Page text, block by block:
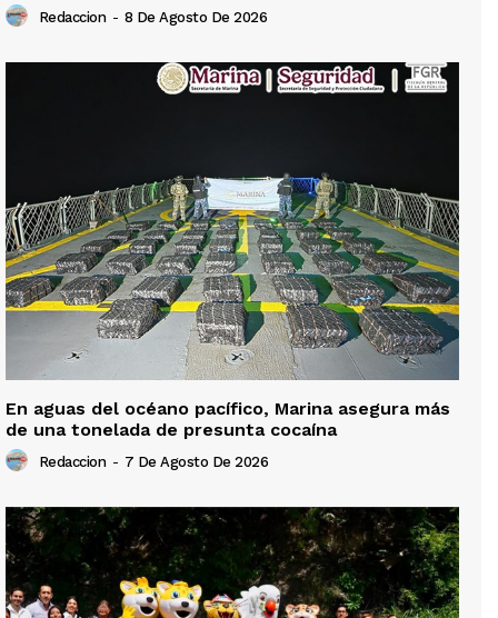
Redaccion - 8 De Agosto De 2026
En aguas del océano pacífico, Marina asegura más
de una tonelada de presunta cocaína
Redaccion - 7 De Agosto De 2026